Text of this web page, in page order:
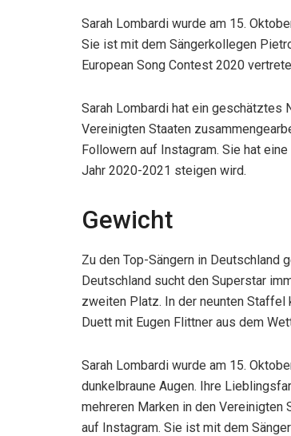
Sarah Lombardi wurde am 15.
Sie ist mit dem Sängerkollegen
European Song Contest 2020
Sarah Lombardi hat ein geschätztes
Vereinigten Staaten
Followern auf Instagram. Sie hat
Jahr 2020-2021 steigen wird.
Gewicht
Zu den Top-Sängern in Deutschland
Deutschland sucht den Superstar
zweiten Platz. In der neunten
Duett mit Eugen Flittner aus dem
Sarah Lombardi wurde am 15.
dunkelbraune Augen. Ihre
mehreren Marken in den
auf Instagram. Sie ist mit dem